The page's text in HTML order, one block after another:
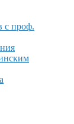
с проф.